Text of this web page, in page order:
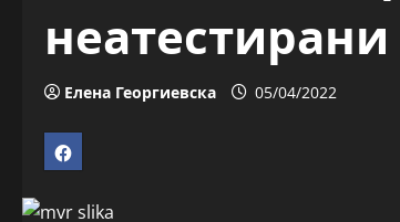
Елена Георгиевска 05/04/2022